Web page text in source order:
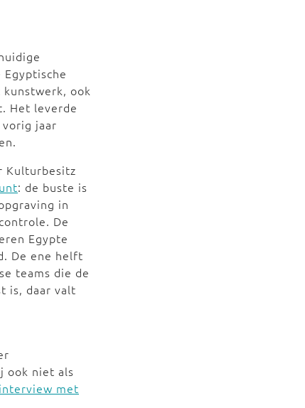
ook
Het leverde
jaar
Kulturbesitz
: de buste is
in
De
Egypte
De ene helft
teams die de
is, daar valt
ook niet als
met